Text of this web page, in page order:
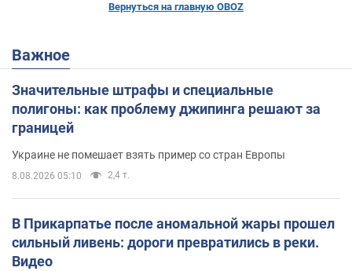
Вернуться на главную OBOZ
Важное
Значительные штрафы и специальные
полигоны: как проблему джипинга решают за
границей
Украине не помешает взять пример со стран Европы
8.08.2026 05:10 2,4 т.
В Прикарпатье после аномальной жары прошел
сильный ливень: дороги превратились в реки.
Видео